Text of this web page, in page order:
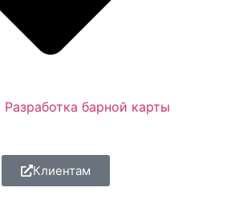
Разработка барной карты
Клиентам